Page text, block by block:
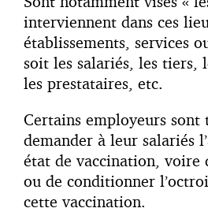
interviennent dans ces
établissements, services
soit les salariés, les tiers,
les prestataires, etc.
Certains employeurs sont
demander à leur salariés
état de vaccination, voire
ou de conditionner
cette vaccination.